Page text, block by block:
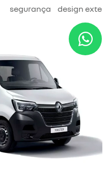
segurança design